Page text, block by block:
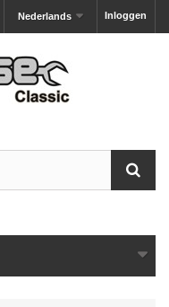
Inloggen
Nederlands